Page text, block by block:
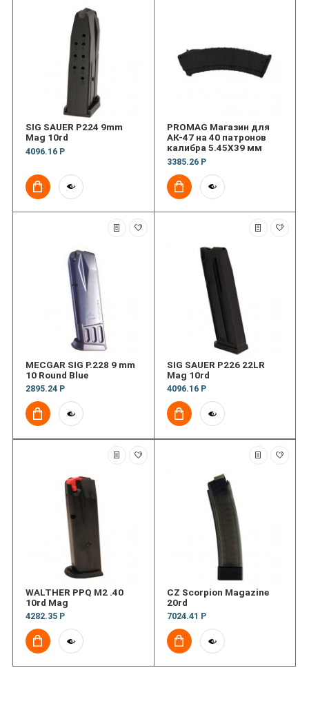
SIG SAUER P224 9mm
Mag 10rd
4096.16 Р
PROMAG Магазин для
АК-47 на 40 патронов
калибра 5.45X39 мм
3385.26 Р
MECGAR SIG P.228 9 mm
10 Round Blue
2895.24 Р
SIG SAUER P226 22LR
Mag 10rd
4096.16 Р
WALTHER PPQ M2 .40
10rd Mag
4282.35 Р
CZ Scorpion Magazine
20rd
7024.41 Р